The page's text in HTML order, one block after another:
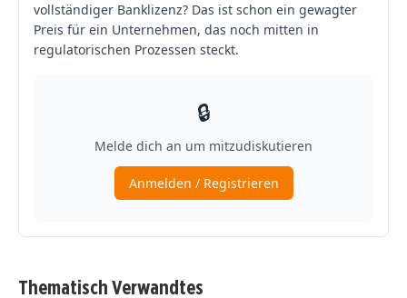
Thematisch Verwandtes